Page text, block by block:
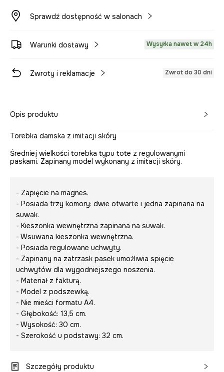
Sprawdź dostępność w salonach
Warunki dostawy Wysyłka nawet w 24h
Zwroty i reklamacje Zwrot do 30 dni
Opis produktu
Torebka damska z imitacji skóry
Średniej wielkości torebka typu tote z regulowanymi
paskami. Zapinany model wykonany z imitacji skóry.
- Zapięcie na magnes.
- Posiada trzy komory: dwie otwarte i jedna zapinana na
suwak.
- Kieszonka wewnętrzna zapinana na suwak.
- Wsuwana kieszonka wewnętrzna.
- Posiada regulowane uchwyty.
- Zapinany na zatrzask pasek umożliwia spięcie
uchwytów dla wygodniejszego noszenia.
- Materiał z fakturą.
- Model z podszewką.
- Nie mieści formatu A4.
- Głębokość: 13,5 cm.
- Wysokość: 30 cm.
- Szerokość u podstawy: 32 cm.
Szczegóły produktu